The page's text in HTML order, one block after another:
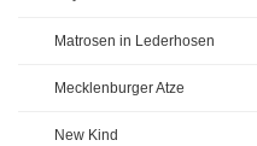
Matrosen in Lederhosen
Mecklenburger Atze
New Kind